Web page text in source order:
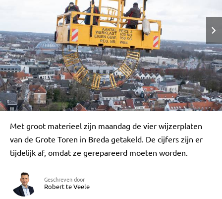
Met groot materieel zijn maandag de vier wijzerplaten
van de Grote Toren in Breda getakeld. De cijfers zijn er
tijdelijk af, omdat ze gerepareerd moeten worden.
Geschreven door
Robert te Veele